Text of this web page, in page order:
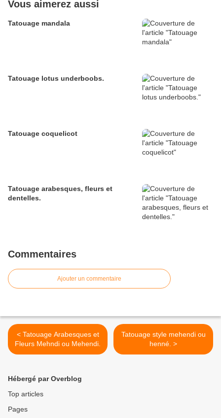
Vous aimerez aussi
Tatouage mandala
Tatouage lotus underboobs.
Tatouage coquelicot
Tatouage arabesques, fleurs et
dentelles.
Commentaires
Ajouter un commentaire
< Tatouage Arabesques et
Fleurs Mehndi ou Mehendi.
Tatouage style mehendi ou
henné. >
Hébergé par Overblog
Top articles
Pages